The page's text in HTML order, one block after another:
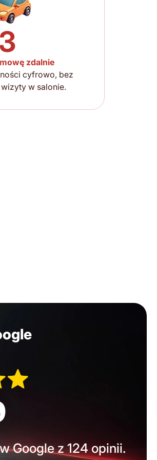
3
zdalnie
cyfrowo, bez
w salonie.
Google z 124 opinii.